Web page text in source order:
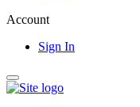
Account
Sign In